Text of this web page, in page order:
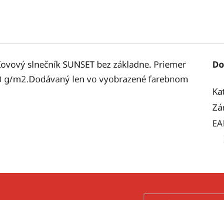
slnečník SUNSET bez základne. Priemer
m2.Dodávaný len vo vyobrazené farebnom